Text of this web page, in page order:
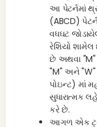
આ પેટર્નમાં
(ABCD)
વધઘટ
રેશિયો શામેલ
છે અથવા
"M" અને "W"
પોઇન્ટ) માં
સુધારાત્મક
કરે છે.
આગળ એક